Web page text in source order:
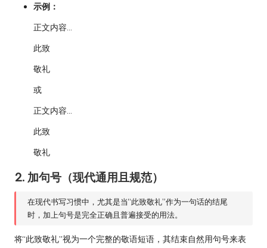
示例：
正文内容…
此致
敬礼
或
正文内容…
此致
敬礼
2. 加句号（现代通用且规范）
在现代书写习惯中，尤其是当“此致敬礼”作为一句话的结尾
时，加上句号是完全正确且普遍接受的用法。
将“此致敬礼”视为一个完整的敬语短语，其结束自然用句号来表